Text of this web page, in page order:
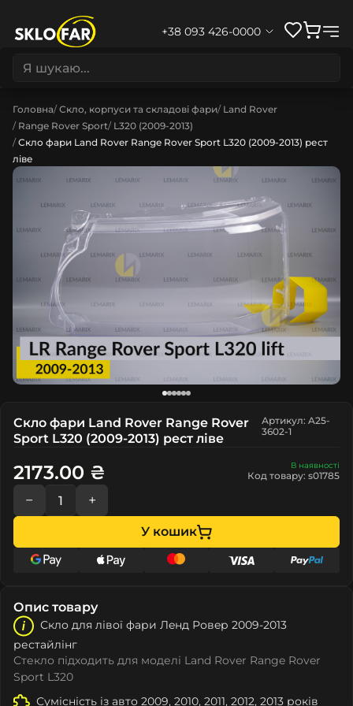
+38 093 426-0000
Головна Скло, корпуси та складові фари Land Rover
Range Rover Sport L320 (2009-2013)
Скло фари Land Rover Range Rover Sport L320 (2009-2013) рест
ліве
Скло фари Land Rover Range Rover
Sport L320 (2009-2013) рест ліве
Артикул: A25-
3602-1
В наявності
Код товару: s01785
2173.00 ₴
− +
У кошик
Опис товару
Скло для лівої фари Лeнд Ровeр 2009-2013
рестайлінг
Стекло підходить для моделі Land Rover Range Rover
Sport L320
Сумісність із авто 2009, 2010, 2011, 2012, 2013 років